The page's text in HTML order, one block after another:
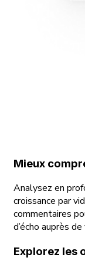
Mieux
Analysez en
croissance par
commentaires
d’écho auprès
Explorez les